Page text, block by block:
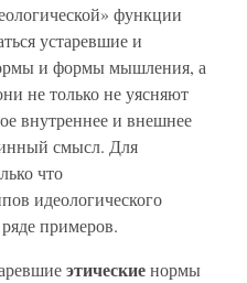
функции
устаревшие и
и формы мышления, а
не только не уясняют
внутреннее и внешнее
смысл. Для
что
идеологического
примеров.
этическиенормы